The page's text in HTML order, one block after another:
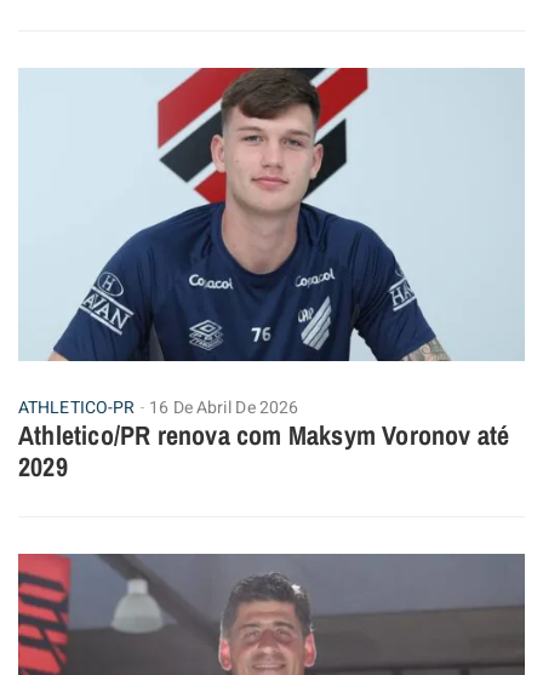
ATHLETICO-PR 16 De Abril De 2026
Athletico/PR renova com Maksym Voronov até
2029